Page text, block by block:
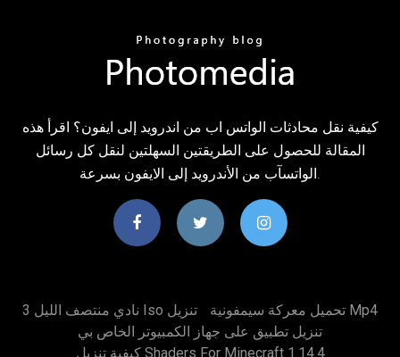
كيفية نقل محادثات الواتس اب من اندرويد إلى ايفون؟ اقرأ هذه
المقالة للحصول على الطريقتين السهلتين لنقل كل رسائل
نادي منتصف الليل 3 Iso تنزيل
تحميل معركة سيمفونية Mp4
تنزيل تطبيق على جهاز الكمبيوتر الخاص بي
كيفية تنزيل Shaders For Minecraft 1.14.4